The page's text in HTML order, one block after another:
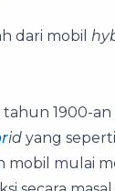
dari mobil
1900-
id yang
mobil mulai